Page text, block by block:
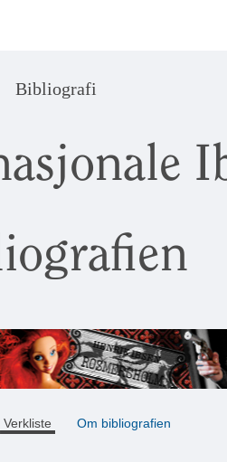
Bibliografi
Verkliste Om bibliografien